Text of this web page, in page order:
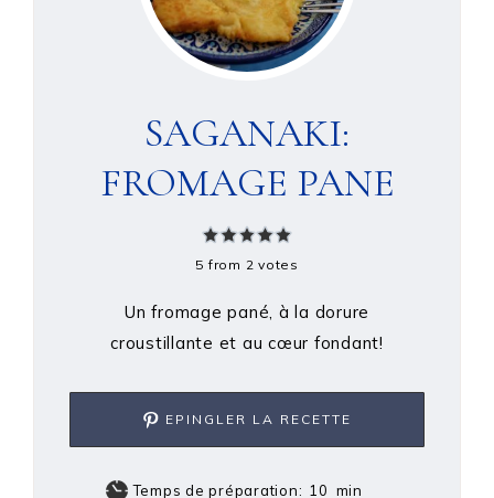
SAGANAKI:
FROMAGE PANE
5 from 2 votes
Un fromage pané, à la dorure
croustillante et au cœur fondant!
EPINGLER LA RECETTE
Temps de préparation: 10 min